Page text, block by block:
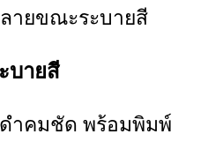
ายขณะระบายสี
บายสี
ำคมชัด พร้อมพิมพ์